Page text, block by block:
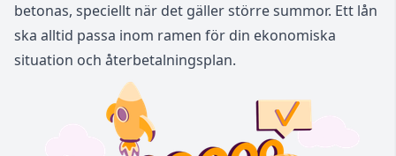
betonas, speciellt när det gäller större summor. Ett lån
ska alltid passa inom ramen för din ekonomiska
situation och återbetalningsplan.